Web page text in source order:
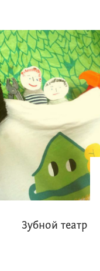
Зубной театр